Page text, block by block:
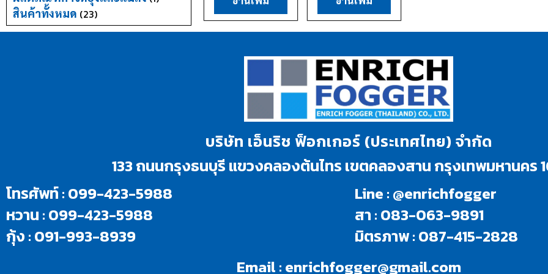
สินค้าทั้งหมด (23)
บริษัท เอ็นริช ฟ็อกเกอร์ (ประเทศไทย) จำกัด
133 ถนนกรุงธนบุรี แขวงคลองต้นไทร เขตคลองสาน กรุงเทพมหานคร
โทรศัพท์ : 099-423-5988
หวาน : 099-423-5988
กุ้ง : 091-993-8939
Line : @enrichfogger
สา : 083-063-9891
มิตรภาพ : 087-415-2828
Email :enrichfogger@gmail.com